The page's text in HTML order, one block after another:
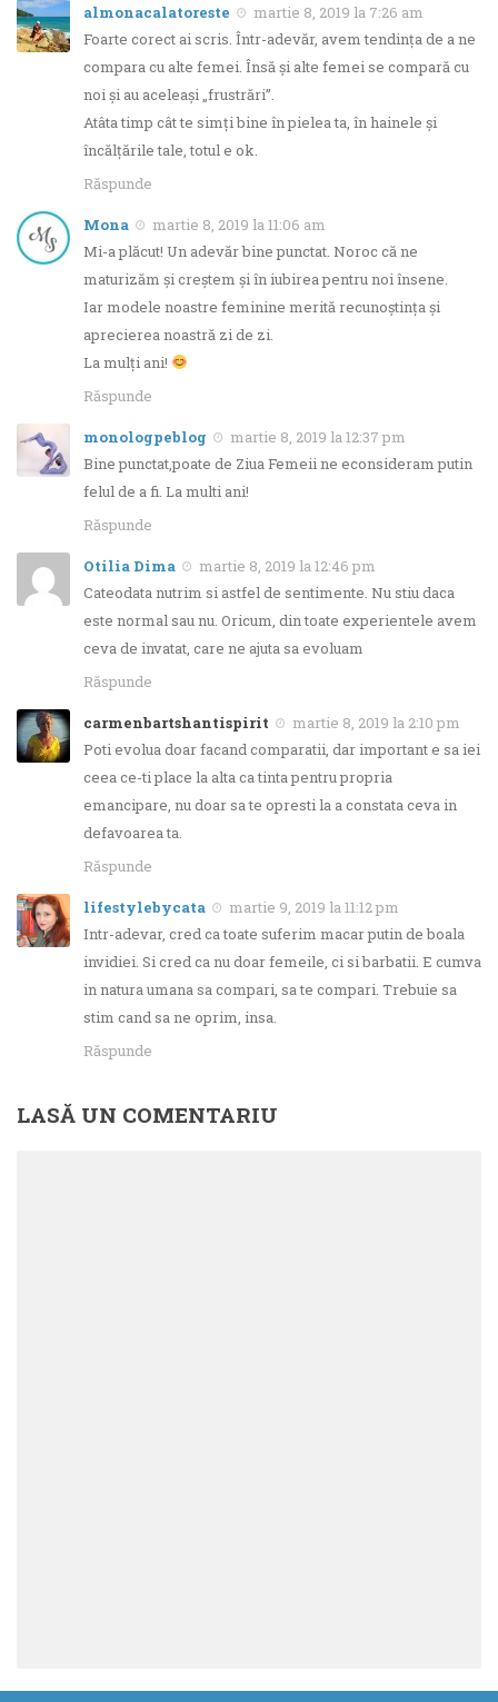
almonacalatoreste
martie 8, 2019 la 7:26 am
Foarte corect ai scris. Într-adevăr, avem tendința de a ne
compara cu alte femei. Însă și alte femei se compară cu
noi și au aceleași „frustrări”.
Atâta timp cât te simți bine în pielea ta, în hainele și
încălțările tale, totul e ok.
Răspunde
Mona
martie 8, 2019 la 11:06 am
Mi-a plăcut! Un adevăr bine punctat. Noroc că ne
maturizăm și creștem și în iubirea pentru noi însene.
Iar modele noastre feminine merită recunoștința și
aprecierea noastră zi de zi.
La mulți ani!
Răspunde
monologpeblog
martie 8, 2019 la 12:37 pm
Bine punctat,poate de Ziua Femeii ne econsideram putin
felul de a fi. La multi ani!
Răspunde
Otilia Dima
martie 8, 2019 la 12:46 pm
Cateodata nutrim si astfel de sentimente. Nu stiu daca
este normal sau nu. Oricum, din toate experientele avem
ceva de invatat, care ne ajuta sa evoluam
Răspunde
carmenbartshantispirit
martie 8, 2019 la 2:10 pm
Poti evolua doar facand comparatii, dar important e sa iei
ceea ce-ti place la alta ca tinta pentru propria
emancipare, nu doar sa te opresti la a constata ceva in
defavoarea ta.
Răspunde
lifestylebycata
martie 9, 2019 la 11:12 pm
Intr-adevar, cred ca toate suferim macar putin de boala
invidiei. Si cred ca nu doar femeile, ci si barbatii. E cumva
in natura umana sa compari, sa te compari. Trebuie sa
stim cand sa ne oprim, insa.
Răspunde
LASĂ UN COMENTARIU